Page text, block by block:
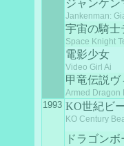
ジャンケ
Jankenman:
宇宙の騎士
Space Knight
電影少女
Video Girl Ai
甲竜伝説ヴ
Armed Dragon
1993 KO世紀ビ
KO Century
ドラゴンボ